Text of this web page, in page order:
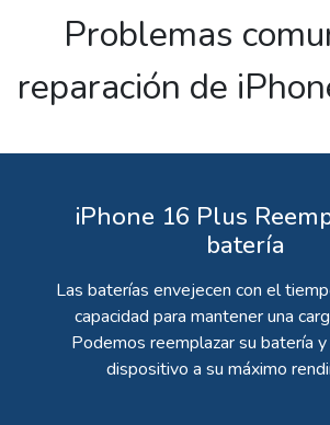
Problemas
reparación de
iPhone 16 Plus
batería
Las baterías envejecen con el
capacidad para mantener una
Podemos reemplazar su batería
dispositivo a su máximo